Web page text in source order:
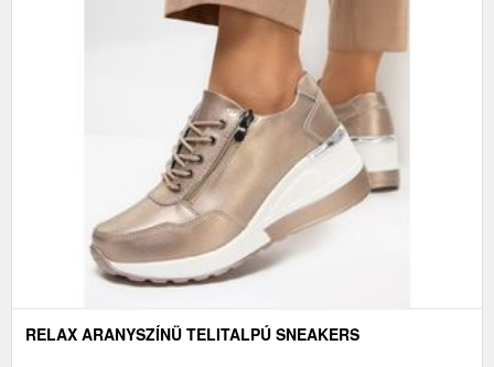
RELAX ARANYSZÍNÜ TELITALPÚ SNEAKERS